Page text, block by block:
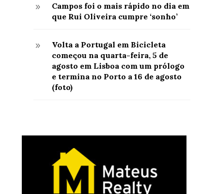
9
Campos foi o mais rápido no dia em
que Rui Oliveira cumpre ‘sonho’
9
Volta a Portugal em Bicicleta
começou na quarta-feira, 5 de
agosto em Lisboa com um prólogo
e termina no Porto a 16 de agosto
(foto)